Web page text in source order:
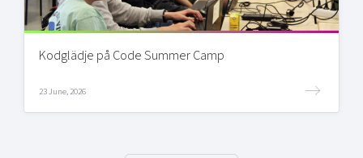
Kodglädje på Code Summer Camp
23 June, 2026